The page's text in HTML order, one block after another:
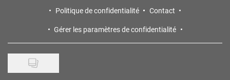
Politique de confidentialité
Contact
Gérer les paramètres de confidentialité